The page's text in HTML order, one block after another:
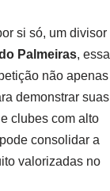
si só, um divisor
Palmeiras, essa
não apenas
demonstrar suas
clubes com alto
consolidar a
valorizadas no